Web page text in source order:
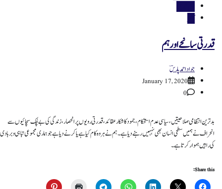
قدرتی سانحے اور ہم
جواد احمد پارسؔ
January 17, 2020
0
بدترین انتظامی صلاحیتیں، سیاسی عدم استحکام، جمود کا شکار عقائد، قدرتی رویوں پر انحصار، زندگی کی بے لچک سچائیوں سے
انحراف نے ہمیں سطحی انسان بھی نہہیں رہنے دیا ہے۔ ہم نے ہر وہ کام کیا ہے یا کرنے دیا ہے جو ہماری مجموعی تباہی و بربادی
کی راہیں ہموار کرتا ہے۔
Share this: